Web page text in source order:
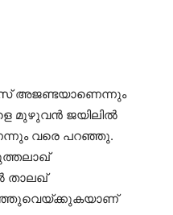
അജണ്ടയാണെന്നും
മുഴുവന്‍ ജയിലില്‍
വരെ പറഞ്ഞു.
താലഖ്